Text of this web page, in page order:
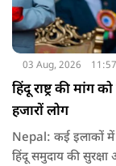
03 Aug, 2026
हिंदू राष्ट्र की
हजारों लोग
Nepal: कई इलाकों में
हिंदू समुदाय की